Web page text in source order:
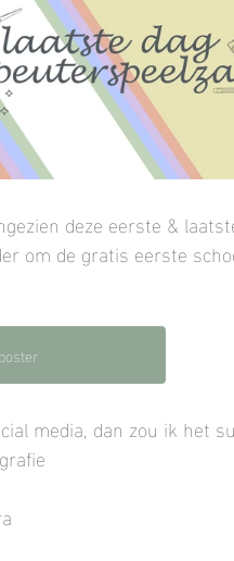
deze eerste &
om de gratis eerste
media, dan zou ik het